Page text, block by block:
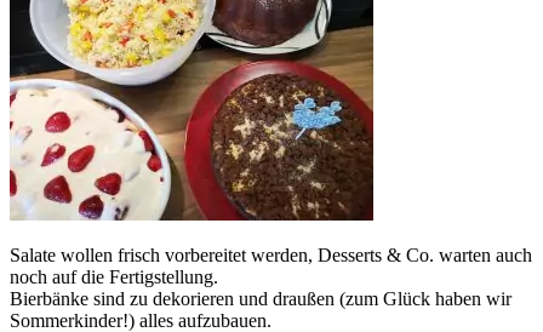
Salate wollen frisch vorbereitet werden, Desserts & Co. warten auch
noch auf die Fertigstellung.
Bierbänke sind zu dekorieren und draußen (zum Glück haben wir
Sommerkinder!) alles aufzubauen.